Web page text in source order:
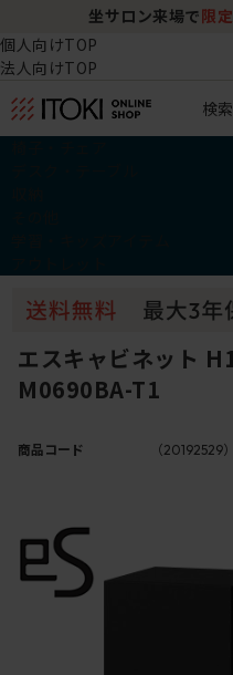
坐サロン来場で 限
個人向けTOP
法人向けTOP
検索
エスキャビネット
M0690BA-T1
商品コード （20192529）